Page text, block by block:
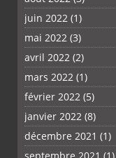
juin 2022 (1)
mai 2022 (3)
avril 2022 (2)
mars 2022 (1)
février 2022 (5)
janvier 2022 (8)
décembre 2021 (1)